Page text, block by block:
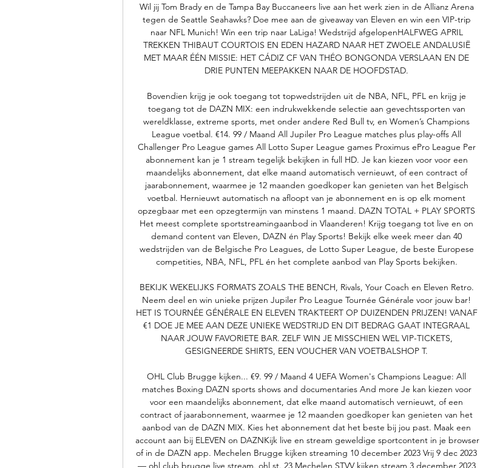
Wil jij Tom Brady en de Tampa Bay Buccaneers live aan het werk zien in de Allianz Arena
tegen de Seattle Seahawks? Doe mee aan de giveaway van Eleven en win een VIP-trip
naar NFL Munich! Win een trip naar LaLiga! Wedstrijd afgelopenHALFWEG APRIL
TREKKEN THIBAUT COURTOIS EN EDEN HAZARD NAAR HET ZWOELE ANDALUSIË
MET MAAR ÉÉN MISSIE: HET CÁDIZ CF VAN THÉO BONGONDA VERSLAAN EN DE
DRIE PUNTEN MEEPAKKEN NAAR DE HOOFDSTAD.
Bovendien krijg je ook toegang tot topwedstrijden uit de NBA, NFL, PFL en krijg je
toegang tot de DAZN MIX: een indrukwekkende selectie aan gevechtssporten van
wereldklasse, extreme sports, met onder andere Red Bull tv, en Women’s Champions
League voetbal. €14. 99 / Maand All Jupiler Pro League matches plus play-offs All
Challenger Pro League games All Lotto Super League games Proximus ePro League Per
abonnement kan je 1 stream tegelijk bekijken in full HD. Je kan kiezen voor voor een
maandelijks abonnement, dat elke maand automatisch vernieuwt, of een contract of
jaarabonnement, waarmee je 12 maanden goedkoper kan genieten van het Belgisch
voetbal. Hernieuwt automatisch na afloopt van je abonnement en is op elk moment
opzegbaar met een opzegtermijn van minstens 1 maand. DAZN TOTAL + PLAY SPORTS
Het meest complete sportstreamingaanbod in Vlaanderen! Krijg toegang tot live en on
demand content van Eleven, DAZN én Play Sports! Bekijk elke week meer dan 40
wedstrijden van de Belgische Pro Leagues, de Lotto Super League, de beste Europese
competities, NBA, NFL, PFL én het complete aanbod van Play Sports bekijken.
BEKIJK WEKELIJKS FORMATS ZOALS THE BENCH, Rivals, Your Coach en Eleven Retro.
Neem deel en win unieke prijzen Jupiler Pro League Tournée Générale voor jouw bar!
HET IS TOURNÉE GÉNÉRALE EN ELEVEN TRAKTEERT OP DUIZENDEN PRIJZEN! VANAF
€1 DOE JE MEE AAN DEZE UNIEKE WEDSTRIJD EN DIT BEDRAG GAAT INTEGRAAL
NAAR JOUW FAVORIETE BAR. ZELF WIN JE MISSCHIEN WEL VIP-TICKETS,
GESIGNEERDE SHIRTS, EEN VOUCHER VAN VOETBALSHOP T.
OHL Club Brugge kijken... €9. 99 / Maand 4 UEFA Women's Champions League: All
matches Boxing DAZN sports shows and documentaries And more Je kan kiezen voor
voor een maandelijks abonnement, dat elke maand automatisch vernieuwt, of een
contract of jaarabonnement, waarmee je 12 maanden goedkoper kan genieten van het
aanbod van de DAZN MIX. Kies het abonnement dat het beste bij jou past. Maak een
account aan bij ELEVEN on DAZNKijk live en stream geweldige sportcontent in je browser
of in de DAZN app. Mechelen Brugge kijken streaming 10 december 2023 Vrij 9 dec 2023
— ohl club brugge live stream. ohl st. 23 Mechelen STVV kijken stream 3 december 2023